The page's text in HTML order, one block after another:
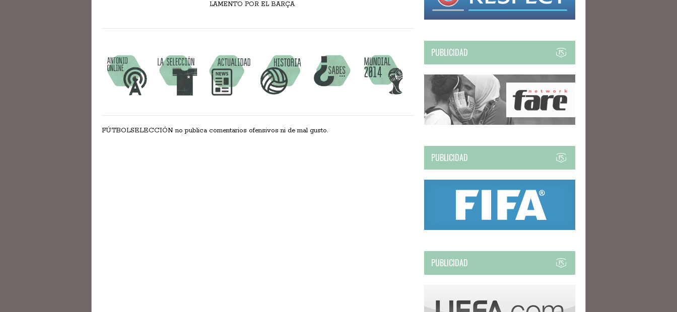
LAMENTO POR EL BARÇA
FÚTBOLSELECCIÓN no publica comentarios ofensivos ni de mal gusto.
PUBLICIDAD
PUBLICIDAD
PUBLICIDAD